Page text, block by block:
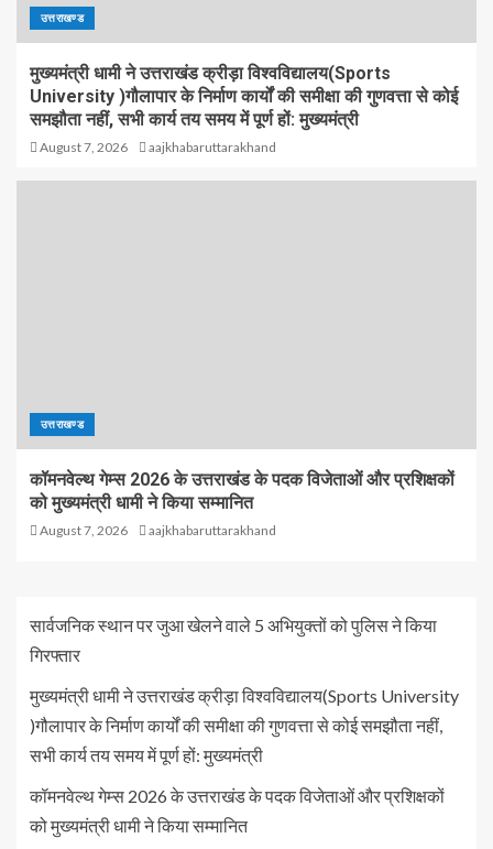
उत्तराखण्ड
मुख्यमंत्री धामी ने उत्तराखंड क्रीड़ा विश्वविद्यालय(Sports
University )गौलापार के निर्माण कार्यों की समीक्षा की गुणवत्ता से कोई
समझौता नहीं, सभी कार्य तय समय में पूर्ण हों: मुख्यमंत्री
August 7, 2026 aajkhabaruttarakhand
उत्तराखण्ड
कॉमनवेल्थ गेम्स 2026 के उत्तराखंड के पदक विजेताओं और प्रशिक्षकों
को मुख्यमंत्री धामी ने किया सम्मानित
August 7, 2026 aajkhabaruttarakhand
सार्वजनिक स्थान पर जुआ खेलने वाले 5 अभियुक्तों को पुलिस ने किया
गिरफ्तार
मुख्यमंत्री धामी ने उत्तराखंड क्रीड़ा विश्वविद्यालय(Sports University
)गौलापार के निर्माण कार्यों की समीक्षा की गुणवत्ता से कोई समझौता नहीं,
सभी कार्य तय समय में पूर्ण हों: मुख्यमंत्री
कॉमनवेल्थ गेम्स 2026 के उत्तराखंड के पदक विजेताओं और प्रशिक्षकों
को मुख्यमंत्री धामी ने किया सम्मानित